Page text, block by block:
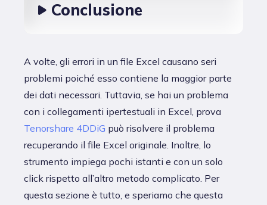
Conclusione
A volte, gli errori in un file Excel causano seri
problemi poiché esso contiene la maggior parte
dei dati necessari. Tuttavia, se hai un problema
con i collegamenti ipertestuali in Excel, prova
Tenorshare 4DDiG può risolvere il problema
recuperando il file Excel originale. Inoltre, lo
strumento impiega pochi istanti e con un solo
click rispetto all’altro metodo complicato. Per
questa sezione è tutto, e speriamo che questa